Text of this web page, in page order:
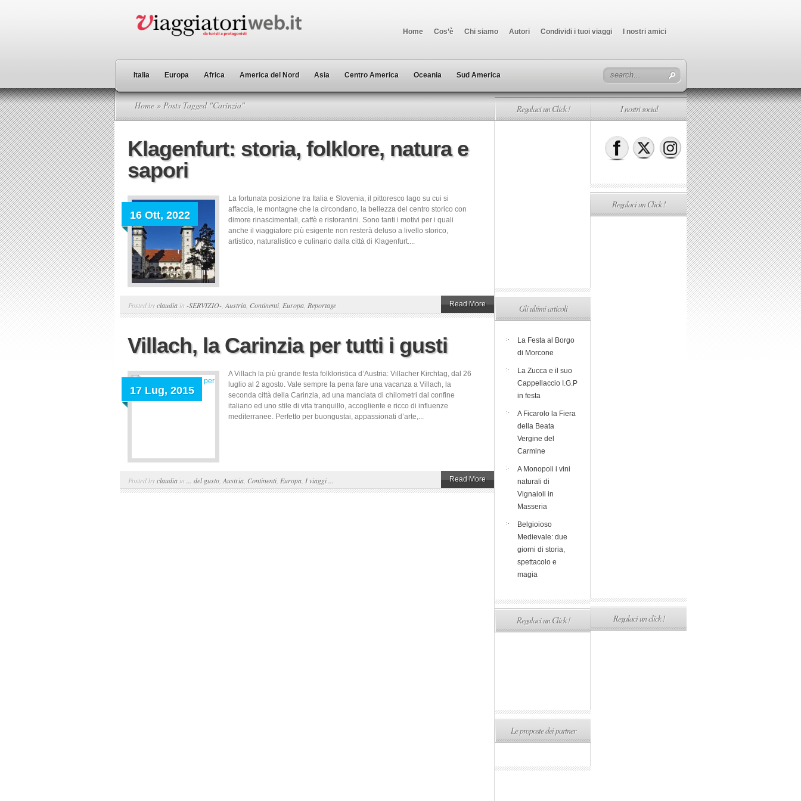
Home Cos’è Chi siamo Autori Condividi i tuoi viaggi I nostri amici
Italia Europa Africa America del Nord Asia Centro America Oceania Sud America
Home » Posts Tagged "Carinzia"
Klagenfurt: storia, folklore, natura e
sapori
16 Ott, 2022
La fortunata posizione tra Italia e Slovenia, il pittoresco lago su cui si
affaccia, le montagne che la circondano, la bellezza del centro storico con
dimore rinascimentali, caffè e ristorantini. Sono tanti i motivi per i quali
anche il viaggiatore più esigente non resterà deluso a livello storico,
artistico, naturalistico e culinario dalla città di Klagenfurt....
Posted byclaudia in -SERVIZIO- Austria Continenti, Europa Reportage Read More
Villach, la Carinzia per tutti i gusti
17 Lug, 2015
A Villach la più grande festa folkloristica d’Austria: Villacher Kirchtag, dal 26
luglio al 2 agosto. Vale sempre la pena fare una vacanza a Villach, la
seconda città della Carinzia, ad una manciata di chilometri dal confine
italiano ed uno stile di vita tranquillo, accogliente e ricco di influenze
mediterranee. Perfetto per buongustai, appassionati d’arte,...
Posted byclaudia in ... del gusto Austria Continenti, Europa I viaggi ... Read More
Regalaci un Click !
Gli ultimi articoli
La Festa al Borgo
di Morcone
La Zucca e il suo
Cappellaccio I.G.P
in festa
A Ficarolo la Fiera
della Beata
Vergine del
Carmine
A Monopoli i vini
naturali di
Vignaioli in
Masseria
Belgioioso
Medievale: due
giorni di storia,
spettacolo e
magia
Regalaci un Click !
Le proposte dei partner
I nostri social
Regalaci un Click !
Regalaci un click !